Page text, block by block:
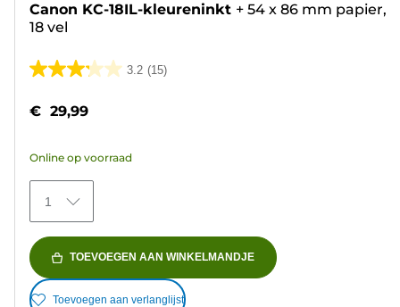
Canon KC-18IL-kleureninkt + 54 x 86 mm papier,
18 vel
3.2 (15)
3.2
de
sterren.
15
beoordelingen
€ 29,99
Online op voorraad
1
TOEVOEGEN AAN WINKELMANDJE
Toevoegen aan verlanglijst